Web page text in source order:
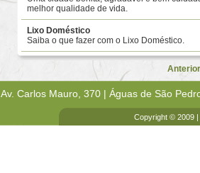
melhor qualidade de vida.
Lixo Doméstico
Saiba o que fazer com o Lixo Doméstico.
Anterior
Av. Carlos Mauro, 370 | Águas de São
Copyright © 2009